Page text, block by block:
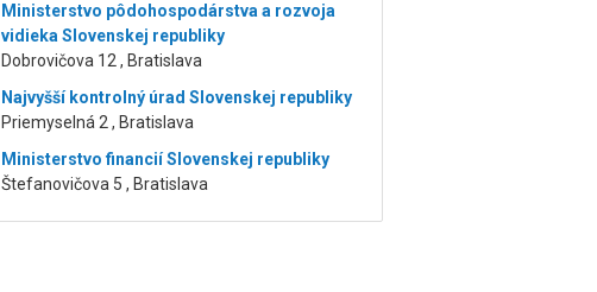
Ministerstvo pôdohospodárstva a rozvoja
vidieka Slovenskej republiky
Dobrovičova 12 , Bratislava
Najvyšší kontrolný úrad Slovenskej republiky
Priemyselná 2 , Bratislava
Ministerstvo financií Slovenskej republiky
Štefanovičova 5 , Bratislava